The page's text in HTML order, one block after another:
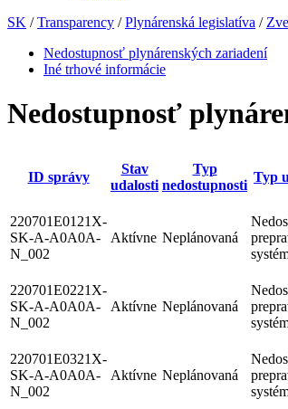
SK / Transparency / Plynárenská legislatíva /
Nedostupnosť plynárenských zariadení
Iné trhové informácie
Nedostupnosť
ID správy
Stav
udalosti
Typ
nedostupnosti
Typ
220701E0121X-
SK-A-A0A0A-
N_002
Aktívne Neplánovaná
220701E0221X-
SK-A-A0A0A-
N_002
Aktívne Neplánovaná
220701E0321X-
SK-A-A0A0A-
N_002
Aktívne Neplánovaná